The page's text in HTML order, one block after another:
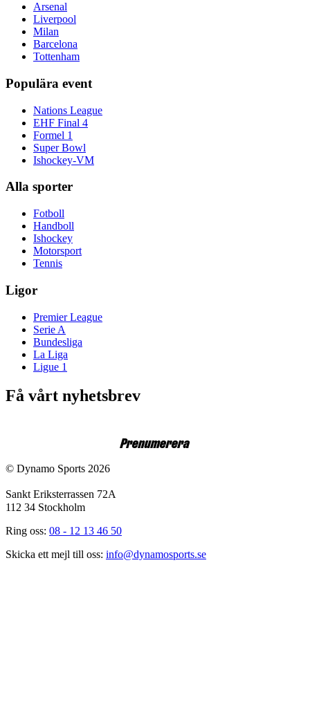
Arsenal
Liverpool
Milan
Barcelona
Tottenham
Populära event
Nations League
EHF Final 4
Formel 1
Super Bowl
Ishockey-VM
Alla sporter
Fotboll
Handboll
Ishockey
Motorsport
Tennis
Ligor
Premier League
Serie A
Bundesliga
La Liga
Ligue 1
Få vårt nyhetsbrev
Prenumerera
© Dynamo Sports 2026
Sankt Eriksterrassen 72A
112 34 Stockholm
Ring oss: 08 - 12 13 46 50
Skicka ett mejl till oss: info@dynamosports.se